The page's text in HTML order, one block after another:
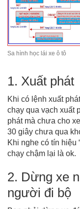
Sa hình học lái xe ô tô
1. Xuất phát
Khi có lệnh xuất
chạy qua vạch xuất
phát mà chưa cho
30 giây chưa qua
Khi nghe có tín hiệu
chạy chậm lại là ok.
2. Dừng xe
người đi bộ